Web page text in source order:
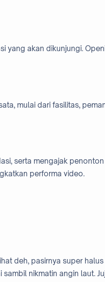
yang akan dikunjungi.
mulai dari fasilitas,
serta mengajak
performa video.
deh, pasirnya super
nikmatin angin laut.